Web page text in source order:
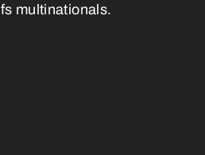
multinationals.